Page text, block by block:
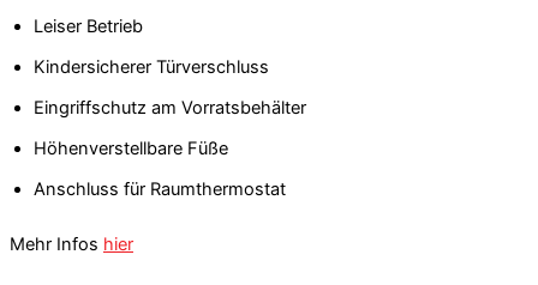
Leiser Betrieb
Kindersicherer Türverschluss
Eingriffschutz am Vorratsbehälter
Höhenverstellbare Füße
Anschluss für Raumthermostat
Mehr Infos hier